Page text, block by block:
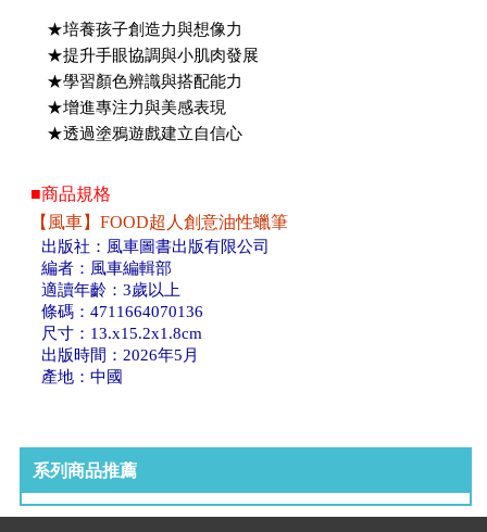
★培養孩子創造力與想像力
★提升手眼協調與小肌肉發展
★學習顏色辨識與搭配能力
★增進專注力與美感表現
★透過塗鴉遊戲建立自信心
■商品規格
【風車】FOOD超人創意油性蠟筆
出版社：風車圖書出版有限公司
編者：風車編輯部
適讀年齡：3歲以上
條碼：4711664070136
尺寸：13.x15.2x1.8cm
出版時間：2026年5月
產地：中國
系列商品推薦